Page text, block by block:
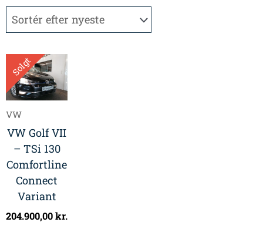
Solgt
VW
VW Golf VII
– TSi 130
Comfortline
Connect
Variant
204.900,00kr.